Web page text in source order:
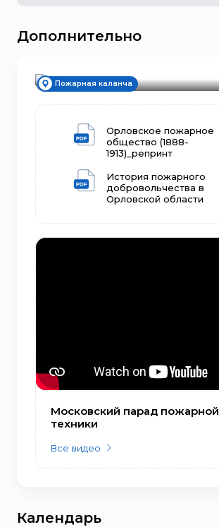
Дополнительно
Пожарная каланча
Орловское пожарное
общество (1888-
1913)_репринт
История пожарного
добровольчества в
Орловской области
Московский парад пожарной
техники
Все видео
Календарь